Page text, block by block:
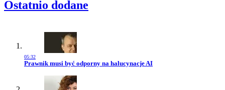
Ostatnio dodane
05:32
Przejdź do artykułu:
Prawnik musi być odporny na halucynacje AI